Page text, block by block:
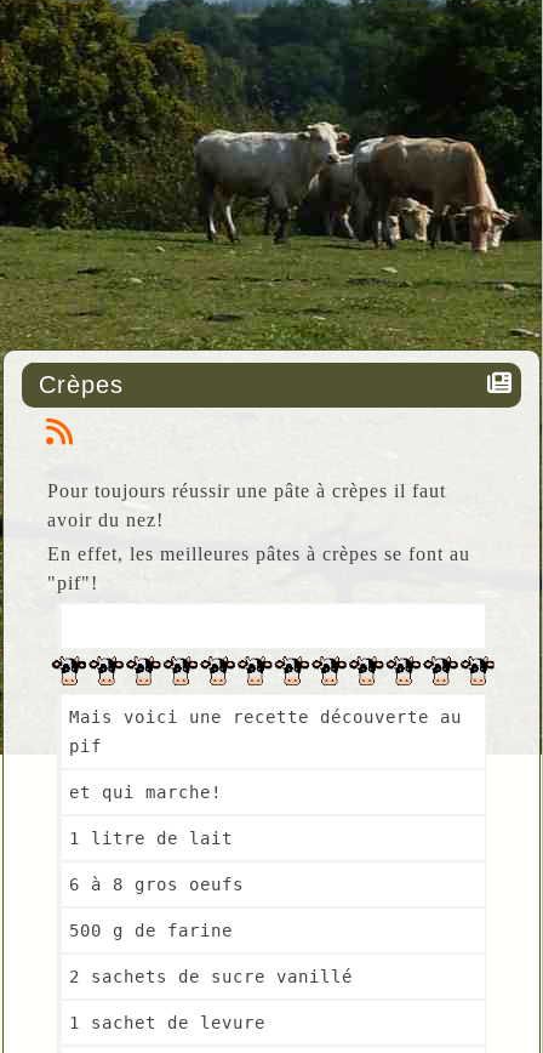
Crèpes
Pour toujours réussir une pâte à crèpes il faut
avoir du nez!
En effet, les meilleures pâtes à crèpes se font au
"pif"!
Mais voici une recette découverte au
pif
et qui marche!
1 litre de lait
6 à 8 gros oeufs
500 g de farine
2 sachets de sucre vanillé
1 sachet de levure